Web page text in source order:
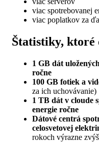
viac spotrebovanej
viac poplatkov za
Štatistiky, ktoré
1 GB dát
ročne
100 GB fotiek a
za ich uchovávanie)
1 TB dát v cloude
energie ročne
Dátové centrá
celosvetovej
rokoch výrazne